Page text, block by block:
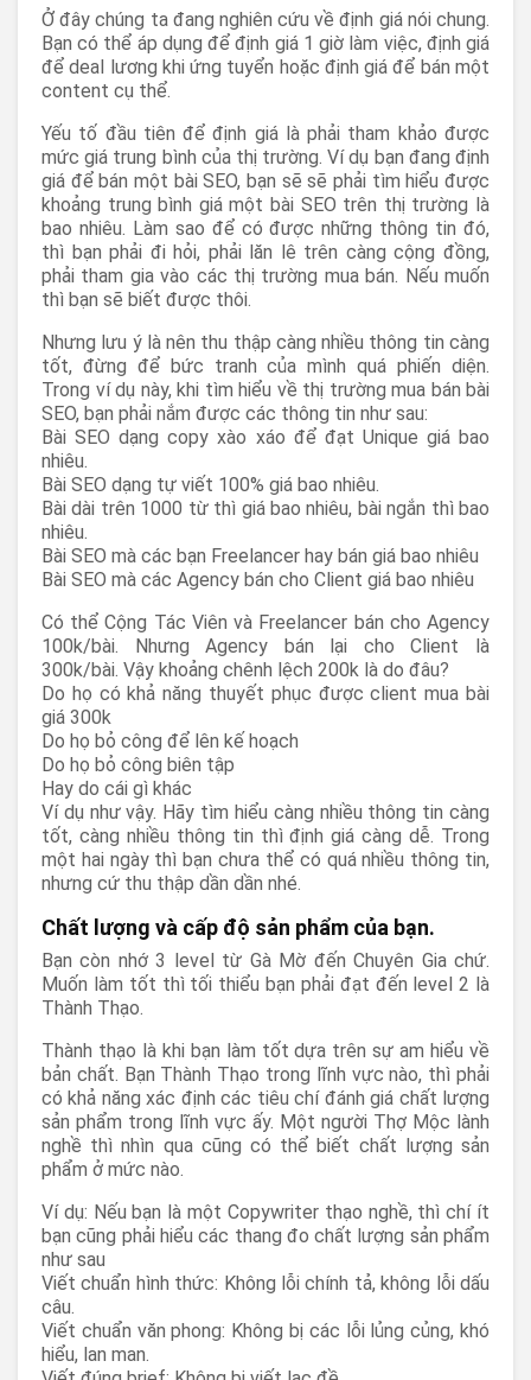
Ở đây chúng ta đang nghiên cứu về định giá nói chung.
Bạn có thể áp dụng để định giá 1 giờ làm việc, định giá
để deal lương khi ứng tuyển hoặc định giá để bán một
content cụ thể.
Yếu tố đầu tiên để định giá là phải tham khảo được
mức giá trung bình của thị trường. Ví dụ bạn đang định
giá để bán một bài SEO, bạn sẽ sẽ phải tìm hiểu được
khoảng trung bình giá một bài SEO trên thị trường là
bao nhiêu. Làm sao để có được những thông tin đó,
thì bạn phải đi hỏi, phải lăn lê trên càng cộng đồng,
phải tham gia vào các thị trường mua bán. Nếu muốn
thì bạn sẽ biết được thôi.
Nhưng lưu ý là nên thu thập càng nhiều thông tin càng
tốt, đừng để bức tranh của mình quá phiến diện.
Trong ví dụ này, khi tìm hiểu về thị trường mua bán bài
SEO, bạn phải nắm được các thông tin như sau:
Bài SEO dạng copy xào xáo để đạt Unique giá bao
nhiêu.
Bài SEO dạng tự viết 100% giá bao nhiêu.
Bài dài trên 1000 từ thì giá bao nhiêu, bài ngắn thì bao
nhiêu.
Bài SEO mà các bạn Freelancer hay bán giá bao nhiêu
Bài SEO mà các Agency bán cho Client giá bao nhiêu
Có thể Cộng Tác Viên và Freelancer bán cho Agency
100k/bài. Nhưng Agency bán lại cho Client là
300k/bài. Vậy khoảng chênh lệch 200k là do đâu?
Do họ có khả năng thuyết phục được client mua bài
giá 300k
Do họ bỏ công để lên kế hoạch
Do họ bỏ công biên tập
Hay do cái gì khác
Ví dụ như vậy. Hãy tìm hiểu càng nhiều thông tin càng
tốt, càng nhiều thông tin thì định giá càng dễ. Trong
một hai ngày thì bạn chưa thể có quá nhiều thông tin,
nhưng cứ thu thập dần dần nhé.
Chất lượng và cấp độ sản phẩm của bạn.
Bạn còn nhớ 3 level từ Gà Mờ đến Chuyên Gia chứ.
Muốn làm tốt thì tối thiểu bạn phải đạt đến level 2 là
Thành Thạo.
Thành thạo là khi bạn làm tốt dựa trên sự am hiểu về
bản chất. Bạn Thành Thạo trong lĩnh vực nào, thì phải
có khả năng xác định các tiêu chí đánh giá chất lượng
sản phẩm trong lĩnh vực ấy. Một người Thợ Mộc lành
nghề thì nhìn qua cũng có thể biết chất lượng sản
phẩm ở mức nào.
Ví dụ: Nếu bạn là một Copywriter thạo nghề, thì chí ít
bạn cũng phải hiểu các thang đo chất lượng sản phẩm
như sau
Viết chuẩn hình thức: Không lỗi chính tả, không lỗi dấu
câu.
Viết chuẩn văn phong: Không bị các lỗi lủng củng, khó
hiểu, lan man.